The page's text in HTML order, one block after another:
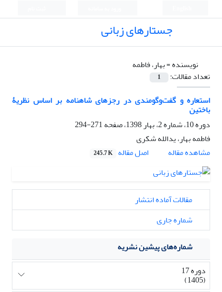
جستارهای زبانی
نویسنده =بهار، فاطمه
تعداد مقالات:
1
استعاره و گفت‌وگومندی در رجزهای شاهنامه بر اساس نظریۀ
باختین
دوره 10، شماره 2، بهار 1398، صفحه
271-294
فاطمه بهار، یدالله شکری
مشاهده مقاله
اصل مقاله 245.7 K
مقالات آماده انتشار
شماره جاری
شماره‌های پیشین نشریه
دوره 17
(1405)